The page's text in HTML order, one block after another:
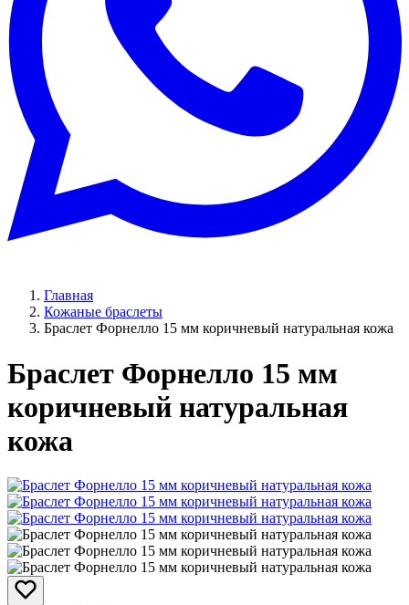
Главная
Кожаные браслеты
Браслет Форнелло 15 мм коричневый натуральная кожа
Браслет Форнелло 15 мм
коричневый натуральная
кожа